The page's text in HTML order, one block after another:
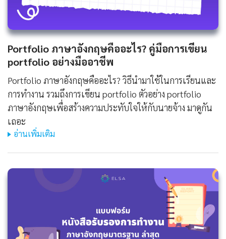
Portfolio ภาษาอังกฤษคืออะไร? คู่มือการเขียน
portfolio อย่างมืออาชีพ
Portfolio ภาษาอังกฤษคืออะไร? วิธีนำมาใช้ในการเรียนและ
การทำงาน รวมถึงการเขียน portfolio ตัวอย่าง portfolio
ภาษาอังกฤษเพื่อสร้างความประทับใจให้กับนายจ้าง มาดูกัน
เถอะ
อ่านเพิ่มเติม